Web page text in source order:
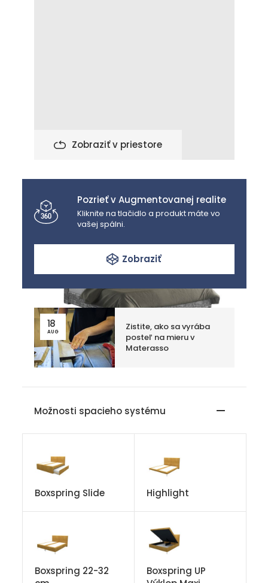
Zobraziť v priestore
Pozrieť v Augmentovanej realite
Kliknite na tlačidlo a produkt máte vo
vašej spálni.
Zobraziť
18
AUG
Zistite, ako sa vyrába
posteľ na mieru v
Materasso
Možnosti spacieho systému
Boxspring Slide Highlight
Boxspring 22-32
Boxspring UP